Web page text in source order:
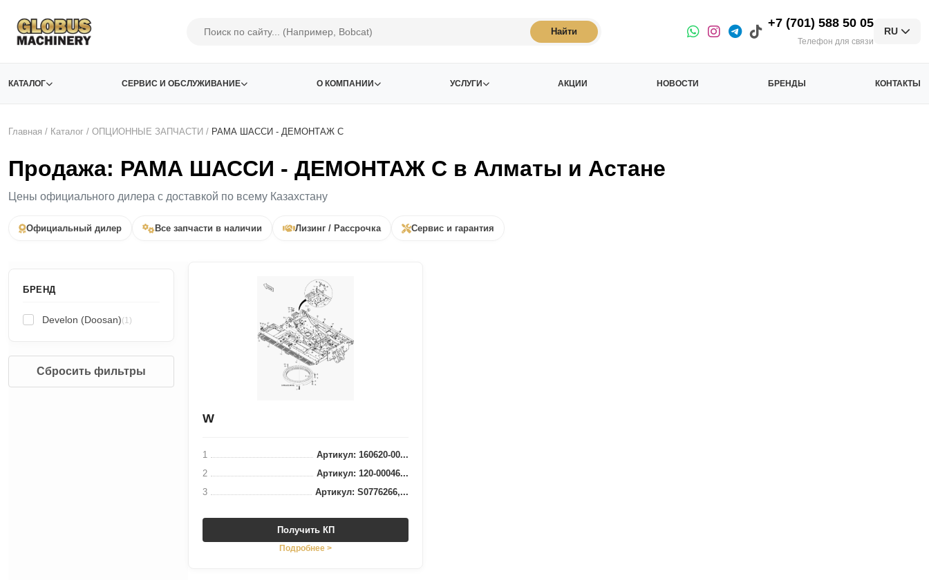
Найти
+7 (701) 588 50 05
Телефон для связи
RU
КАТАЛОГ СЕРВИС И ОБСЛУЖИВАНИЕ О КОМПАНИИ УСЛУГИ АКЦИИ НОВОСТИ БРЕНДЫ КОНТАКТЫ
Главная / Каталог / ОПЦИОННЫЕ ЗАПЧАСТИ / РАМА ШАССИ - ДЕМОНТАЖ C
Продажа: РАМА ШАССИ - ДЕМОНТАЖ C в Алматы и Астане
Цены официального дилера с доставкой по всему Казахстану
Официальный дилер Все запчасти в наличии Лизинг / Рассрочка Сервис и гарантия
БРЕНД
Develon (Doosan)(1)
Сбросить фильтры
W
1
Артикул: 160620-00...
2
Артикул: 120-00046...
3
Артикул: S0776266,...
Получить КП
Подробнее >